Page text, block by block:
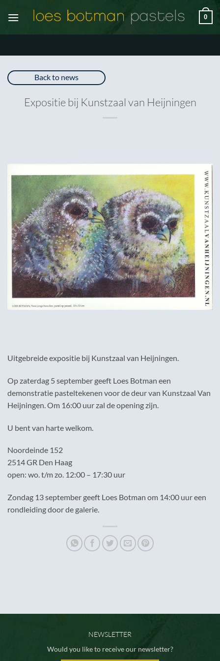
naar
0
Back to news
Expositie bij Kunstzaal van Heijningen
Uitgebreide expositie bij Kunstzaal van Heijningen.
Op zaterdag 5 september geeft Loes Botman een
demonstratie pasteltekenen voor de deur van Kunstzaal Van
Heijningen. Om 16:00 uur zal de opening zijn.
U bent van harte welkom.
Noordeinde 152
2514 GR Den Haag
open: wo. t/m zo. 12:00 – 17:30 uur
Zondag 13 september geeft Loes Botman om 14:00 uur een
rondleiding door de galerie.
NEWSLETTER
Would you like to receive our newsletter?